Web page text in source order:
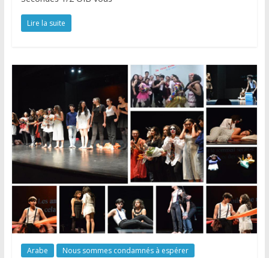
Lire la suite
Arabe Nous sommes condamnés à espérer